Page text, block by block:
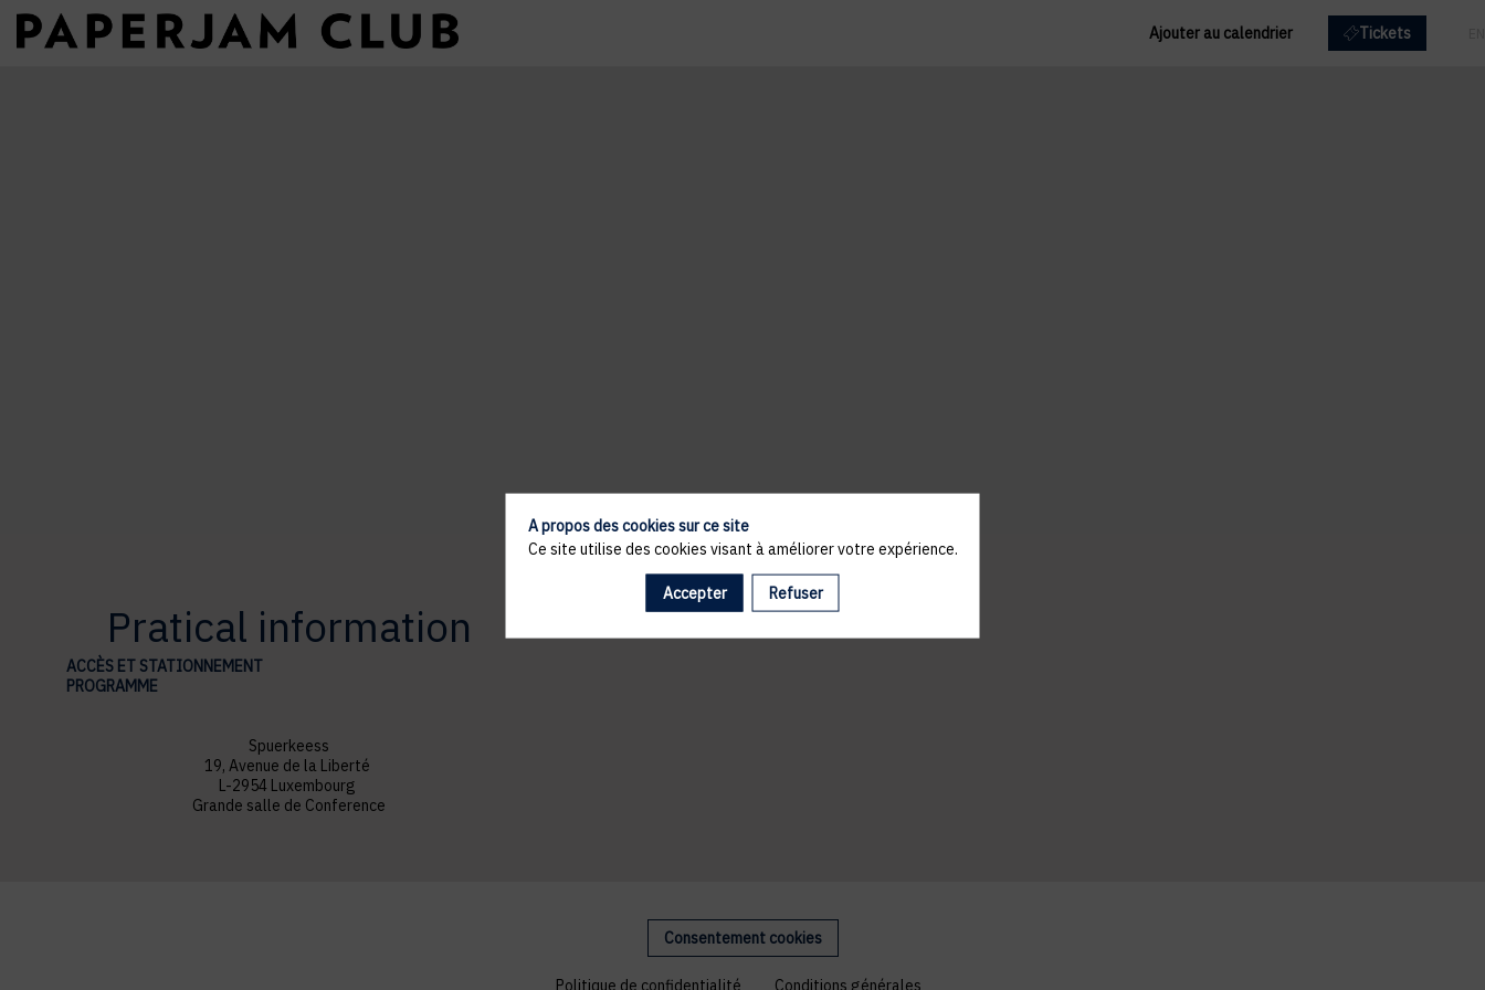
Ajouter au calendrier Tickets
Pratical information
ACCÈS ET STATIONNEMENT
PROGRAMME
Spuerkeess
19, Avenue de la Liberté
L-2954 Luxembourg
Grande salle de Conference
Consentement cookies
Politique de confidentialité Conditions générales
A propos des cookies sur ce site
Ce site utilise des cookies visant à améliorer votre expérience.
Accepter Refuser